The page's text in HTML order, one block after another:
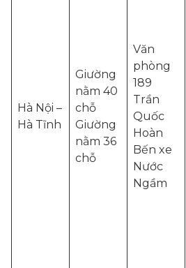
Hà Nội –
Hà Tĩnh
Giường
nằm 40
chỗ
Giường
nằm 36
chỗ
Văn
phòng
189
Trần
Quốc
Hoàn
Bến xe
Nước
Ngầm